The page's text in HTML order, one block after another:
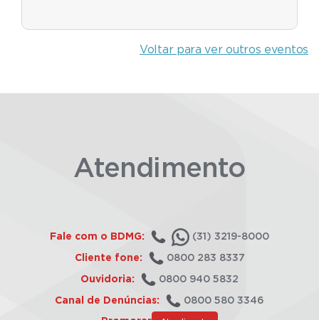
Voltar para ver outros eventos
Atendimento
Fale com o BDMG: (31) 3219-8000
Cliente fone: 0800 283 8337
Ouvidoria: 0800 940 5832
Canal de Denúncias: 0800 580 3346